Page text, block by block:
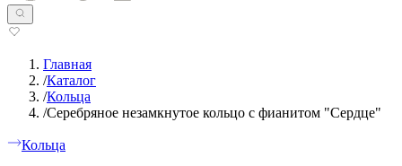
Главная
/Каталог
/Кольца
/Серебряное незамкнутое кольцо с фианитом "Сердце"
Кольца